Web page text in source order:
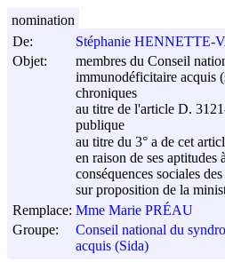
De:
Stéphanie HENNETTE-
Objet:
membres du Conseil
immunodéficitaire acquis
chroniques
au titre de l'article D.
publique
au titre du 3° a de cet
en raison de ses aptitudes
conséquences sociales
sur proposition de la
Remplace: Mme Marie PRÉAU
Groupe:
Conseil national du
acquis (Sida)
nomination